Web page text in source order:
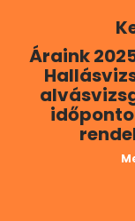
Áraink
RÓLUNK
KAPCSOLAT